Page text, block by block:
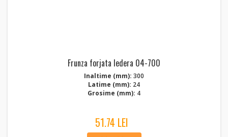
Frunza forjata Iedera 04-700
Inaltime (mm): 300
Latime (mm): 24
Grosime (mm): 4
51.74 LEI